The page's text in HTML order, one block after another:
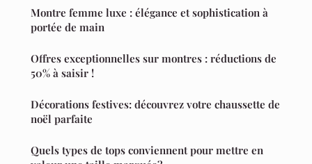
Montre femme luxe : élégance et sophistication à
portée de main
Offres exceptionnelles sur montres : réductions de
50% à saisir !
Décorations festives: découvrez votre chaussette de
noël parfaite
Quels types de tops conviennent pour mettre en